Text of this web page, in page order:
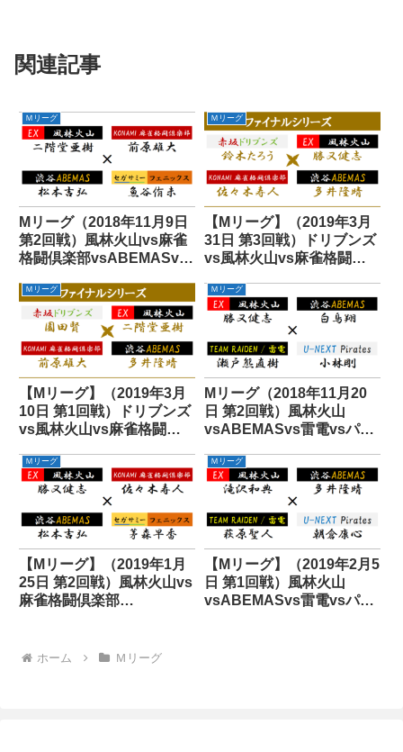
関連記事
Ｍリーグ
Mリーグ（2018年11月9日
第2回戦）風林火山vs麻雀
格闘倶楽部vsABEMASvs
Ｍリーグ
【Mリーグ】（2019年3月
31日 第3回戦）ドリブンズ
vs風林火山vs麻雀格闘倶
Ｍリーグ
【Mリーグ】（2019年3月
10日 第1回戦）ドリブンズ
vs風林火山vs麻雀格闘倶
Ｍリーグ
Mリーグ（2018年11月20
日 第2回戦）風林火山
vsABEMASvs雷電vsパイ
Ｍリーグ
【Mリーグ】（2019年1月
25日 第2回戦）風林火山vs
麻雀格闘倶楽部
Ｍリーグ
【Mリーグ】（2019年2月5
日 第1回戦）風林火山
vsABEMASvs雷電vsパイ
ホーム Ｍリーグ